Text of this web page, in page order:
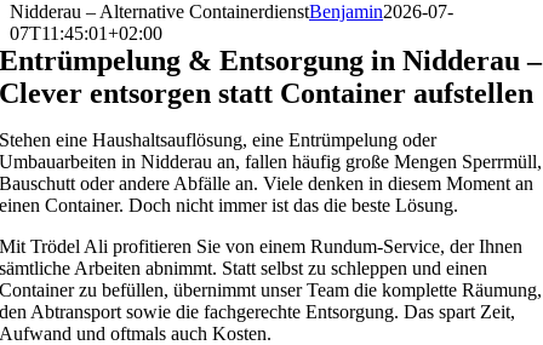
Nidderau – Alternative ContainerdienstBenjamin2026-07-
07T11:45:01+02:00
Entrümpelung & Entsorgung in Nidderau –
Clever entsorgen statt Container aufstellen
Stehen eine Haushaltsauflösung, eine Entrümpelung oder
Umbauarbeiten in Nidderau an, fallen häufig große Mengen Sperrmüll,
Bauschutt oder andere Abfälle an. Viele denken in diesem Moment an
einen Container. Doch nicht immer ist das die beste Lösung.
Mit Trödel Ali profitieren Sie von einem Rundum-Service, der Ihnen
sämtliche Arbeiten abnimmt. Statt selbst zu schleppen und einen
Container zu befüllen, übernimmt unser Team die komplette Räumung,
den Abtransport sowie die fachgerechte Entsorgung. Das spart Zeit,
Aufwand und oftmals auch Kosten.